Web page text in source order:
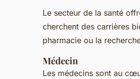
Le secteur de la santé
cherchent des carrières
pharmacie ou la
Médecin
Les médecins sont au